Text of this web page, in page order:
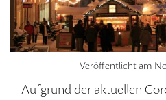
Veröffentlicht am
Aufgrund der aktuellen